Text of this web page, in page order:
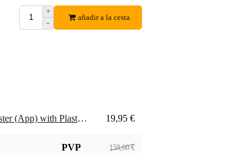
+
-
añadir a la cesta
8 x Voggenreiter 1141 Flute Master (App) with Plastic Recorder (German Bore) 19,95 €
PVP 159,60 €